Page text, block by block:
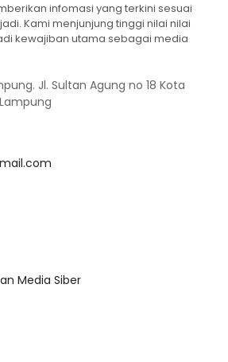
infomasi yang terkini sesuai
Kami menjunjung tinggi nilai nilai
kewajiban utama sebagai media
Jl. Sultan Agung no 18 Kota
Media Siber